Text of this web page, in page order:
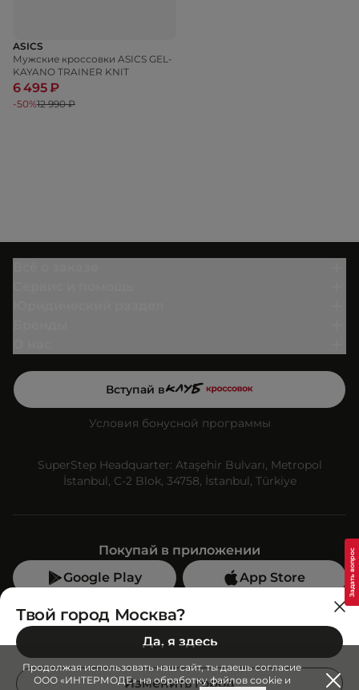
Продолжая использовать наш сайт, ты даешь согласие
ООО «ИНТЕРМОДЕ» на обработку файлов cookie и
ASICS
Мужские кроссовки ASICS GEL-
KAYANO TRAINER KNIT
6 495 ₽
-50%12 990 ₽
Вступай в
Условия бонусной программы
SuperStep Headquarter: Ataşehir Bulvarı, Metropol
İstanbul, C-2 Blok, 34758, İstanbul, Türkiye
Покупай в приложении
Google Play
App Store
Мы в социальных сетях
Позвони нам
+7 (499) 350-55-33
Твой город Москва?
Да, я здесь
Изменить город